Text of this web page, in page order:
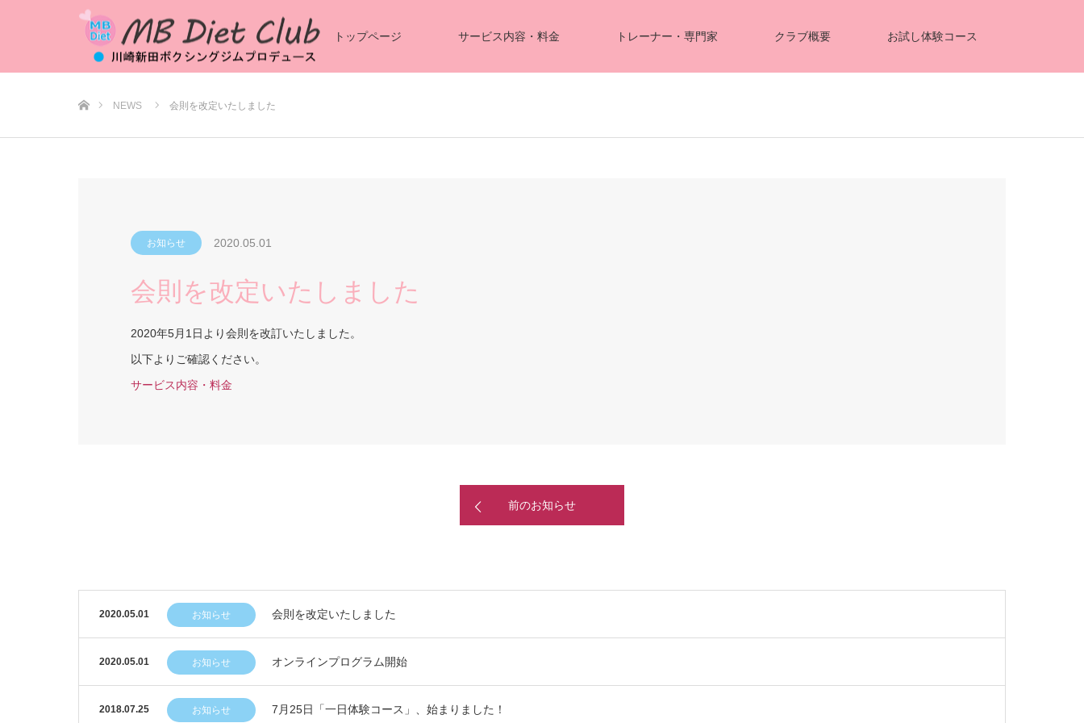
トップページ サービス内容・料金 トレーナー・専門家 クラブ概要 お試し体験コース
NEWS 会則を改定いたしました
お知らせ 2020.05.01
会則を改定いたしました
2020年5月1日より会則を改訂いたしました。
以下よりご確認ください。
サービス内容・料金
前のお知らせ
2020.05.01 お知らせ 会則を改定いたしました
2020.05.01 お知らせ オンラインプログラム開始
2018.07.25 お知らせ 7月25日「一日体験コース」、始まりました！